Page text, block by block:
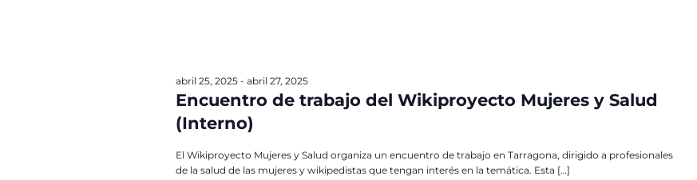
Encuentro de trabajo del Wikiproyecto Mujeres y Salud
(Interno)
abril 25, 2025- abril 27, 2025
El Wikiproyecto Mujeres y Salud organiza un encuentro de trabajo en Tarragona, dirigido a profesionales
de la salud de las mujeres y wikipedistas que tengan interés en la temática. Esta […]